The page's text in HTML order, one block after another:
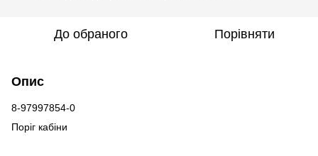
До обраного Порівняти
Опис
8-97997854-0
Поріг кабіни